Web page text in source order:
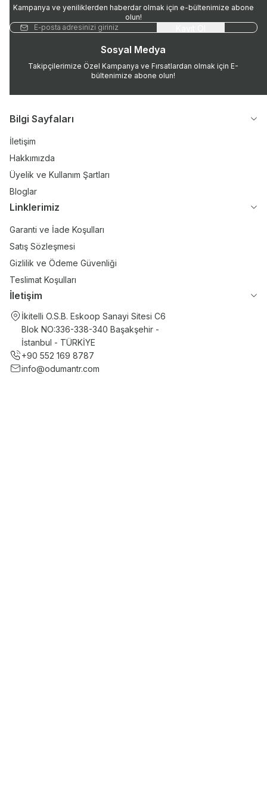
Kampanya ve yeniliklerden haberdar olmak için e-bültenimize abone
olun!
Sosyal Medya
Takipçilerimize Özel Kampanya ve Fırsatlardan olmak için E-
bültenimize abone olun!
Bilgi Sayfaları
İletişim
Hakkımızda
Üyelik ve Kullanım Şartları
Bloglar
Linklerimiz
Garanti ve İade Koşulları
Satış Sözleşmesi
Gizlilik ve Ödeme Güvenliği
Teslimat Koşulları
İletişim
İkitelli O.S.B. Eskoop Sanayi Sitesi C6
Blok NO:336-338-340 Başakşehir -
İstanbul - TÜRKİYE
+90 552 169 8787
info@odumantr.com